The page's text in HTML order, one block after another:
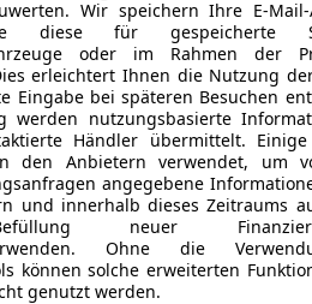
Wir speichern Ihre E-Mail-
diese für gespeicherte
oder im Rahmen der
erleichtert Ihnen die Nutzung
Eingabe bei späteren Besuchen
werden nutzungsbasierte
Händler übermittelt. Einige
den Anbietern verwendet, um
angegebene
und innerhalb dieses Zeitraums
neuer
Ohne die
können solche erweiterten
genutzt werden.